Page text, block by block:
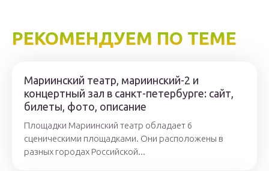
РЕКОМЕНДУЕМ ПО ТЕМЕ
Мариинский театр, мариинский-2 и
концертный зал в санкт-петербурге: сайт,
билеты, фото, описание
Площадки Мариинский театр обладает 6
сценическими площадками. Они расположены в
разных городах Российской...